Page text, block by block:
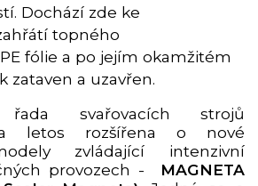
Dochází zde ke
topného
fólie a po jejím okamžitém
zataven a uzavřen.
řada svařovacích strojů
letos rozšířena o nové
zvládající intenzivní
provozech - MAGNETA